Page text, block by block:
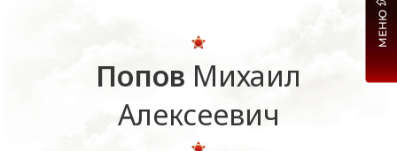
Попов Михаил
Алексеевич
МЕНЮ